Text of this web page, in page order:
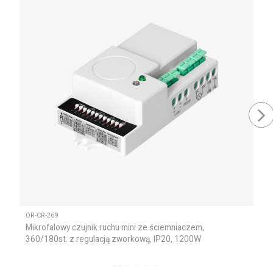
OR-CR-269
Mikrofalowy czujnik ruchu mini ze ściemniaczem,
360/180st. z regulacją zworkową, IP20, 1200W